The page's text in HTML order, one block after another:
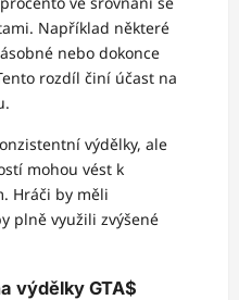
Například některé
nebo dokonce
rozdíl činí účast na
výdělky, ale
mohou vést k
Hráči by měli
plně využili zvýšené
výdělky GTA$